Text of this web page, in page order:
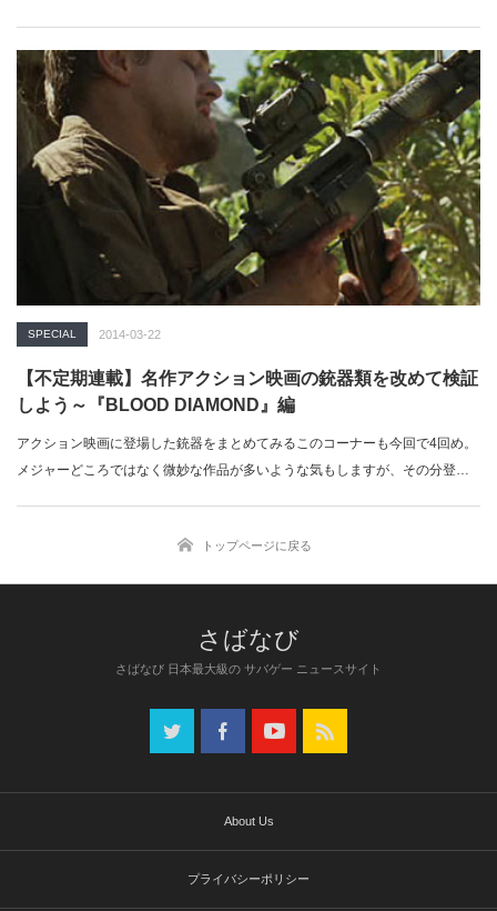
SPECIAL 2014-03-22
【不定期連載】名作アクション映画の銃器類を改めて検証
しよう～『BLOOD DIAMOND』編
アクション映画に登場した銃器をまとめてみるこのコーナーも今回で4回め。
メジャーどころではなく微妙な作品が多いような気もしますが、その分登場
トップページに戻る
さばなび 日本最大級の サバゲー ニュースサイト
About Us
プライバシーポリシー